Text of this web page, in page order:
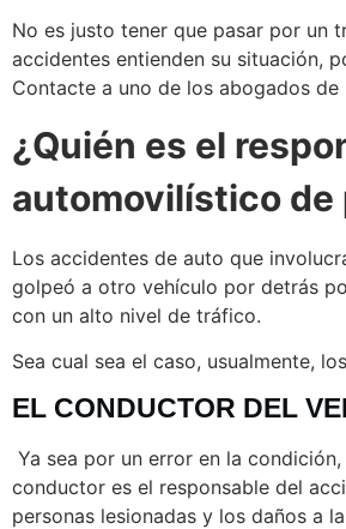
No es justo tener que pasar por un
accidentes entienden su situación,
Contacte a uno de los abogados de
¿Quién es el
automovilístico de
Los accidentes de auto que
golpeó a otro vehículo por detrás
con un alto nivel de tráfico.
Sea cual sea el caso, usualmente,
EL CONDUCTOR DEL
Ya sea por un error en la
conductor es el responsable del
personas lesionadas y los daños a